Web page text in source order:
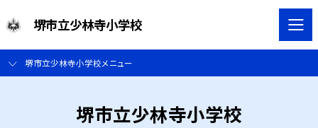
堺市立少林寺小学校
堺市立少林寺小学校メニュー
堺市立少林寺小学校